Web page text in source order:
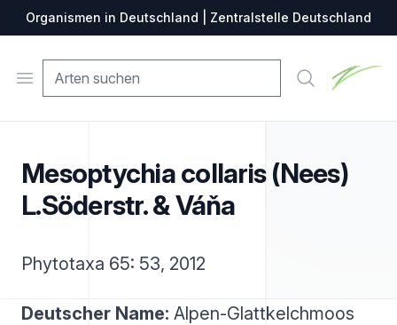
Organismen in Deutschland | Zentralstelle Deutschland
Open menu Suche
Mesoptychia collaris (Nees)
L.Söderstr. & Váňa
Phytotaxa 65: 53, 2012
Deutscher Name: Alpen-Glattkelchmoos